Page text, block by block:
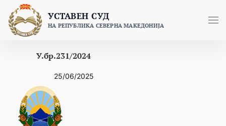
content
УСТАВЕН СУД
НА РЕПУБЛИКА СЕВЕРНА МАКЕДОНИЈА
У.бр.231/2024
25/06/2025